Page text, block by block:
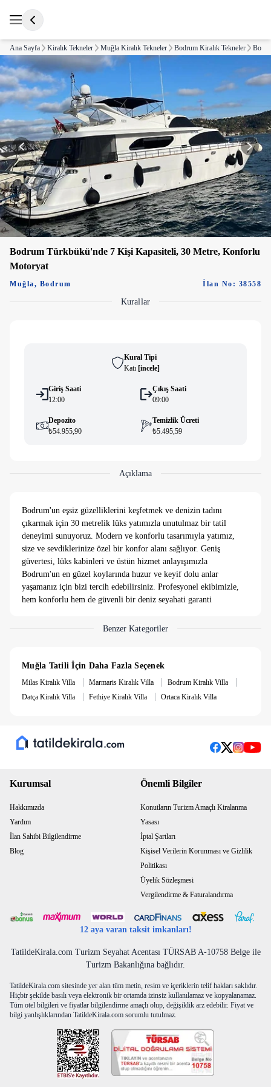
Ana Sayfa Kiralık Tekneler Muğla Kiralık Tekneler Bodrum Kiralık Tekneler
Bodrum Türkbükü'nde 7 Kişi Kapasiteli, 30 Metre, Konforlu
Motoryat
Muğla, Bodrum İlan No: 38558
Kurallar
Kural Tipi
Katı [i̇ncele]
Giriş Saati
12:00
Çıkış Saati
09:00
Depozito
₺54.955,90
Temizlik Ücreti
₺5.495,59
Açıklama
Bodrum'un eşsiz güzelliklerini keşfetmek ve denizin tadını
çıkarmak için 30 metrelik lüks yatımızla unutulmaz bir tatil
deneyimi sunuyoruz. Modern ve konforlu tasarımıyla yatımız,
size ve sevdiklerinize özel bir konfor alanı sağlıyor. Geniş
güvertesi, lüks kabinleri ve üstün hizmet anlayışımızla
Bodrum'un en güzel koylarında huzur ve keyif dolu anlar
yaşamanız için bizi tercih edebilirsiniz. Profesyonel ekibimizle,
hem konforlu hem de güvenli bir deniz seyahati garanti
vermekteyiz.
Benzer Kategoriler
Muğla Tatili İçin Daha Fazla Seçenek
Milas Kiralık Villa | Marmaris Kiralık Villa | Bodrum Kiralık Villa |
Datça Kiralık Villa | Fethiye Kiralık Villa | Ortaca Kiralık Villa
Kurumsal
Hakkımızda
Yardım
İlan Sahibi Bilgilendirme
Blog
Önemli Bilgiler
Konutların Turizm Amaçlı Kiralanma
Yasası
İptal Şartları
Kişisel Verilerin Korunması ve Gizlilik
Politikası
Üyelik Sözleşmesi
Vergilendirme & Faturalandırma
12 aya varan taksit imkanları!
TatildeKirala.com Turizm Seyahat Acentası TÜRSAB A-10758 Belge ile
Turizm Bakanlığına bağlıdır.
TatildeKirala.com sitesinde yer alan tüm metin, resim ve içeriklerin telif hakları saklıdır.
Hiçbir şekilde basılı veya elektronik bir ortamda izinsiz kullanılamaz ve kopyalanamaz.
Tüm otel bilgileri ve fiyatlar bilgilendirme amaçlı olup, değişiklik arz edebilir. Fiyat ve
bilgi yanlışlıklarından TatildeKirala.com sorumlu tutulmaz.